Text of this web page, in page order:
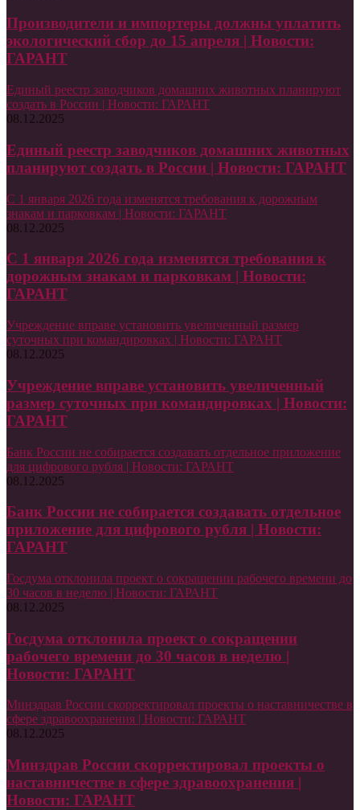
Производители и импортеры должны уплатить
экологический сбор до 15 апреля | Новости:
ГАРАНТ
Единый реестр заводчиков домашних животных планируют
создать в России | Новости: ГАРАНТ
08.12.2025
Единый реестр заводчиков домашних животных
планируют создать в России | Новости: ГАРАНТ
С 1 января 2026 года изменятся требования к дорожным
знакам и парковкам | Новости: ГАРАНТ
08.12.2025
С 1 января 2026 года изменятся требования к
дорожным знакам и парковкам | Новости:
ГАРАНТ
Учреждение вправе установить увеличенный размер
суточных при командировках | Новости: ГАРАНТ
08.12.2025
Учреждение вправе установить увеличенный
размер суточных при командировках | Новости:
ГАРАНТ
Банк России не собирается создавать отдельное приложение
для цифрового рубля | Новости: ГАРАНТ
08.12.2025
Банк России не собирается создавать отдельное
приложение для цифрового рубля | Новости:
ГАРАНТ
Госдума отклонила проект о сокращении рабочего времени до
30 часов в неделю | Новости: ГАРАНТ
08.12.2025
Госдума отклонила проект о сокращении
рабочего времени до 30 часов в неделю |
Новости: ГАРАНТ
Минздрав России скорректировал проекты о наставничестве в
сфере здравоохранения | Новости: ГАРАНТ
08.12.2025
Минздрав России скорректировал проекты о
наставничестве в сфере здравоохранения |
Новости: ГАРАНТ